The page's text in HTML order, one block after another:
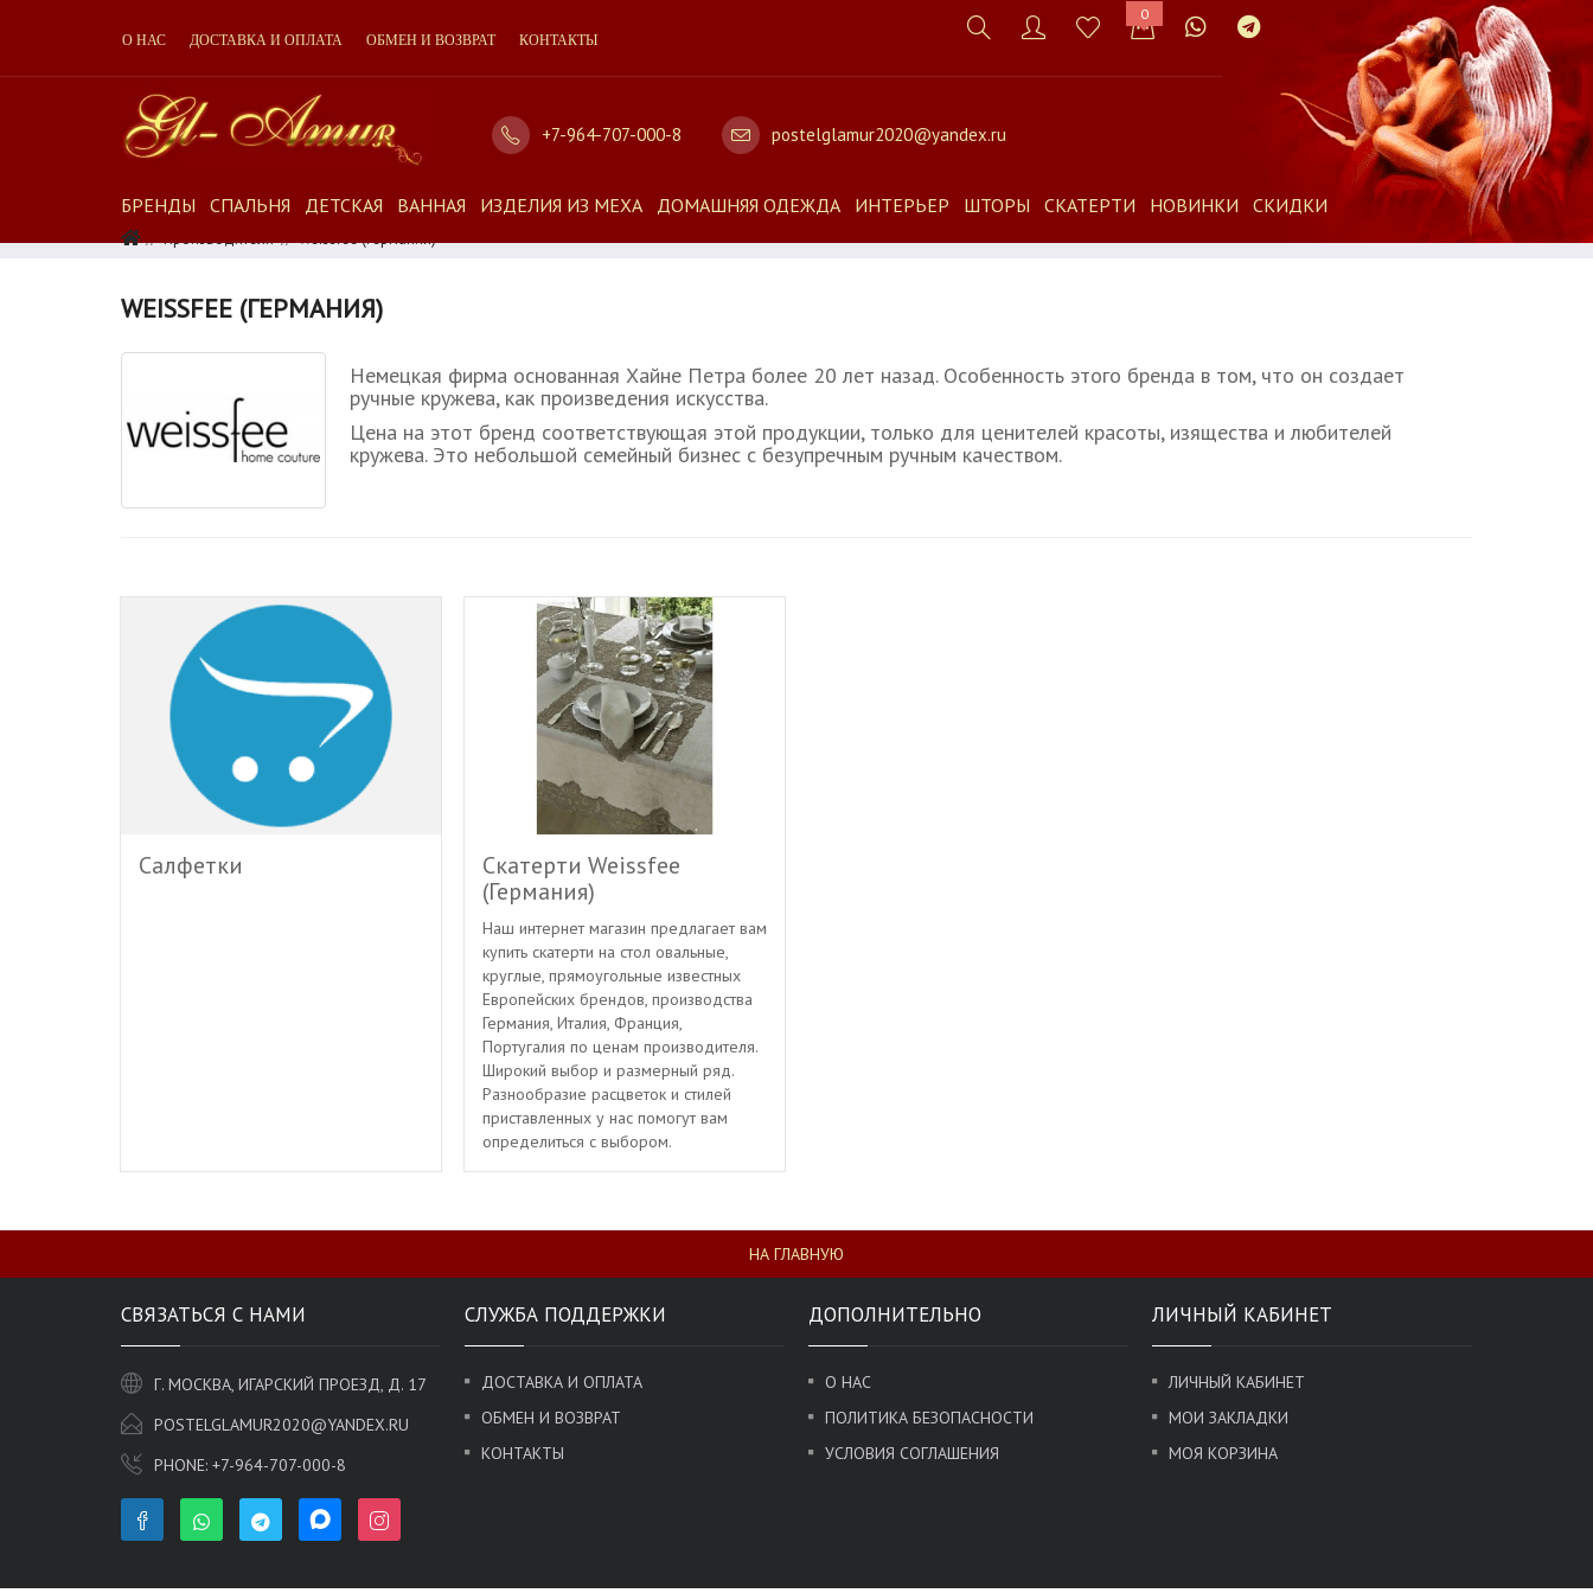
0
О НАС ДОСТАВКА И ОПЛАТА ОБМЕН И ВОЗВРАТ КОНТАКТЫ
+7-964-707-000-8 postelglamur2020@yandex.ru
БРЕНДЫ СПАЛЬНЯ ДЕТСКАЯ ВАННАЯ ИЗДЕЛИЯ ИЗ МЕХА ДОМАШНЯЯ ОДЕЖДА ИНТЕРЬЕР ШТОРЫ СКАТЕРТИ НОВИНКИ СКИДКИ
Производители Weissfee (Германия)
WEISSFEE (ГЕРМАНИЯ)
Немецкая фирма основанная Хайне Петра более 20 лет назад. Особенность этого бренда в том, что он создает
ручные кружева, как произведения искусства.
Цена на этот бренд соответствующая этой продукции, только для ценителей красоты, изящества и любителей
кружева. Это небольшой семейный бизнес с безупречным ручным качеством.
Салфетки
Скатерти Weissfee
(Германия)
Наш интернет магазин предлагает вам
купить скатерти на стол овальные,
круглые, прямоугольные известных
Европейских брендов, производства
Германия, Италия, Франция,
Португалия по ценам производителя.
Широкий выбор и размерный ряд.
Разнообразие расцветок и стилей
приставленных у нас помогут вам
определиться с выбором.
НА ГЛАВНУЮ
СВЯЗАТЬСЯ С НАМИ
Г. МОСКВА, ИГАРСКИЙ ПРОЕЗД, Д. 17
POSTELGLAMUR2020@YANDEX.RU
PHONE: +7-964-707-000-8
СЛУЖБА ПОДДЕРЖКИ
ДОСТАВКА И ОПЛАТА
ОБМЕН И ВОЗВРАТ
КОНТАКТЫ
ДОПОЛНИТЕЛЬНО
О НАС
ПОЛИТИКА БЕЗОПАСНОСТИ
УСЛОВИЯ СОГЛАШЕНИЯ
ЛИЧНЫЙ КАБИНЕТ
ЛИЧНЫЙ КАБИНЕТ
МОИ ЗАКЛАДКИ
МОЯ КОРЗИНА